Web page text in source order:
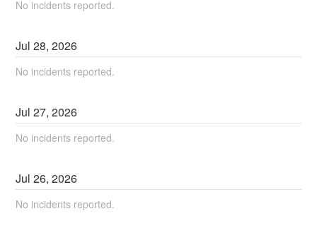
No incidents reported.
Jul28,2026
No incidents reported.
Jul27,2026
No incidents reported.
Jul26,2026
No incidents reported.